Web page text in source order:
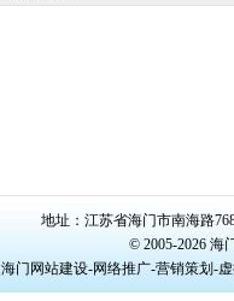
地址：江苏省海门市南海路
© 2005-2026
海门网站建设-网络推广-营销策划-